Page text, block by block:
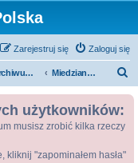
Zaloguj się
Zarejestruj się
Archiwum zlotów Miedziana Góra 2017- Archiwum
użytkowników:
musisz zrobić kilka rzeczy
"zapominałem hasła"